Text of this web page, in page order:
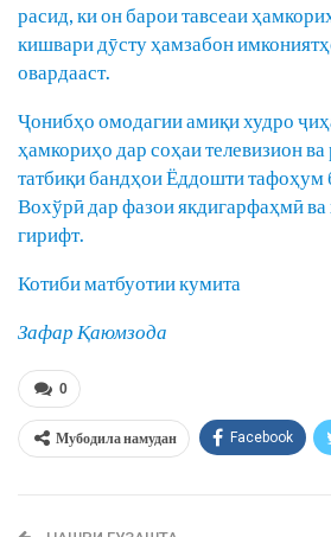
расид, ки он барои тавсеаи
кишвари дӯсту ҳамзабон
овардааст.
Ҷонибҳо омодагии амиқи худро
ҳамкориҳо дар соҳаи телевизион
татбиқи бандҳои Ёддошти тафоҳум
Вохўрӣ дар фазои якдигарфаҳмӣ
гирифт.
Котиби матбуотии кумита
Зафар Қаюмзода
0
Мубодила намудан Facebook